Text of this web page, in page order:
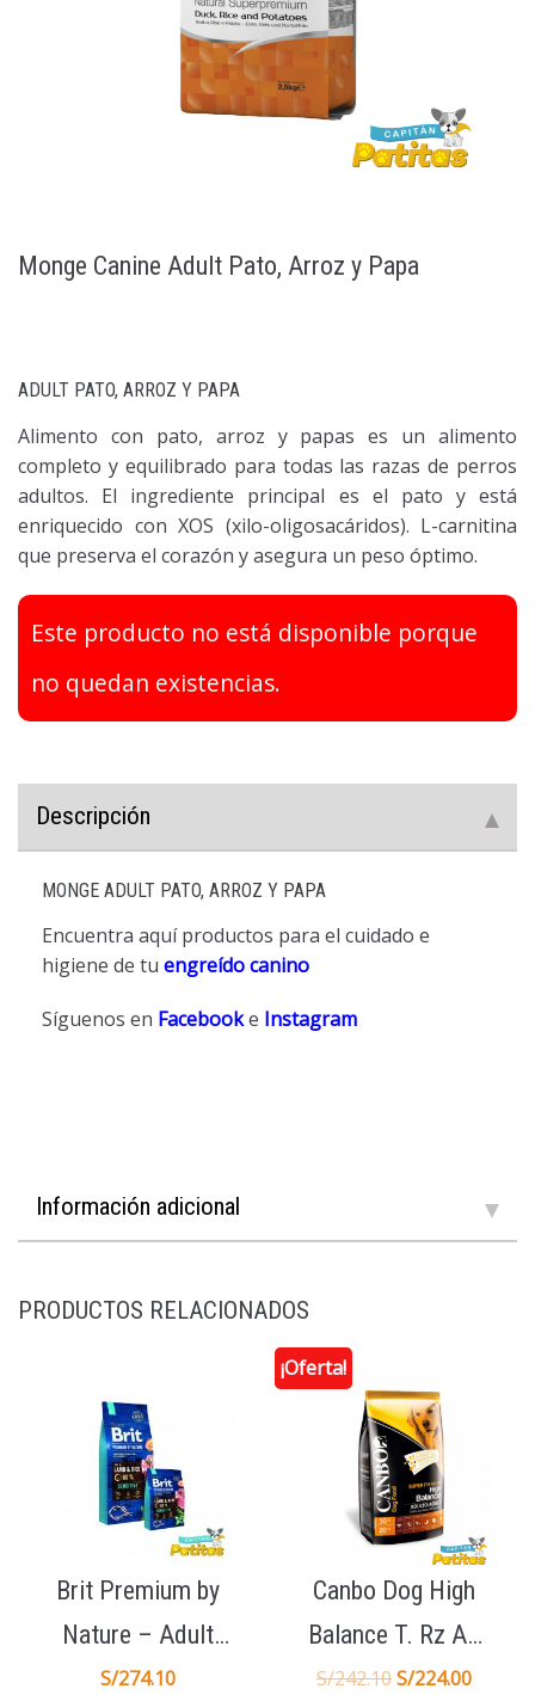
Monge Canine Adult Pato, Arroz y Papa
ADULT PATO, ARROZ Y PAPA
Alimento con pato, arroz y papas es un alimento
completo y equilibrado para todas las razas de perros
adultos. El ingrediente principal es el pato y está
enriquecido con XOS (xilo-oligosacáridos). L-carnitina
que preserva el corazón y asegura un peso óptimo.
Este producto no está disponible porque
no quedan existencias.
Descripción
MONGE ADULT PATO, ARROZ Y PAPA
Encuentra aquí productos para el cuidado e
higiene de tu engreído canino
Síguenos en Facebooke Instagram
Información adicional
PRODUCTOS RELACIONADOS
Brit Premium by
Nature – Adult
Sensitive Lamb
S/274.10
¡Oferta!
Canbo Dog High
Balance T. Rz Ad
15Kg
S/242.10S/224.00